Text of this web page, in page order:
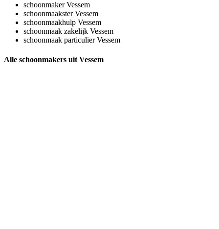
schoonmaker Vessem
schoonmaakster Vessem
schoonmaakhulp Vessem
schoonmaak zakelijk Vessem
schoonmaak particulier Vessem
Alle schoonmakers uit Vessem